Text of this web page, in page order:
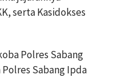
serta Kasidokses
Polres Sabang
Sabang Ipda